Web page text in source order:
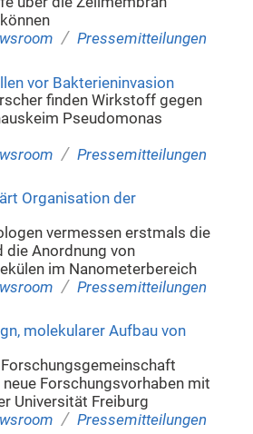
/ Pressemitteilungen
vor Bakterieninvasion
finden Wirkstoff gegen
Pseudomonas
/ Pressemitteilungen
Organisation der
vermessen erstmals die
die Anordnung von
im Nanometerbereich
/ Pressemitteilungen
molekularer Aufbau von
Forschungsgemeinschaft
Forschungsvorhaben mit
Universität Freiburg
/ Pressemitteilungen